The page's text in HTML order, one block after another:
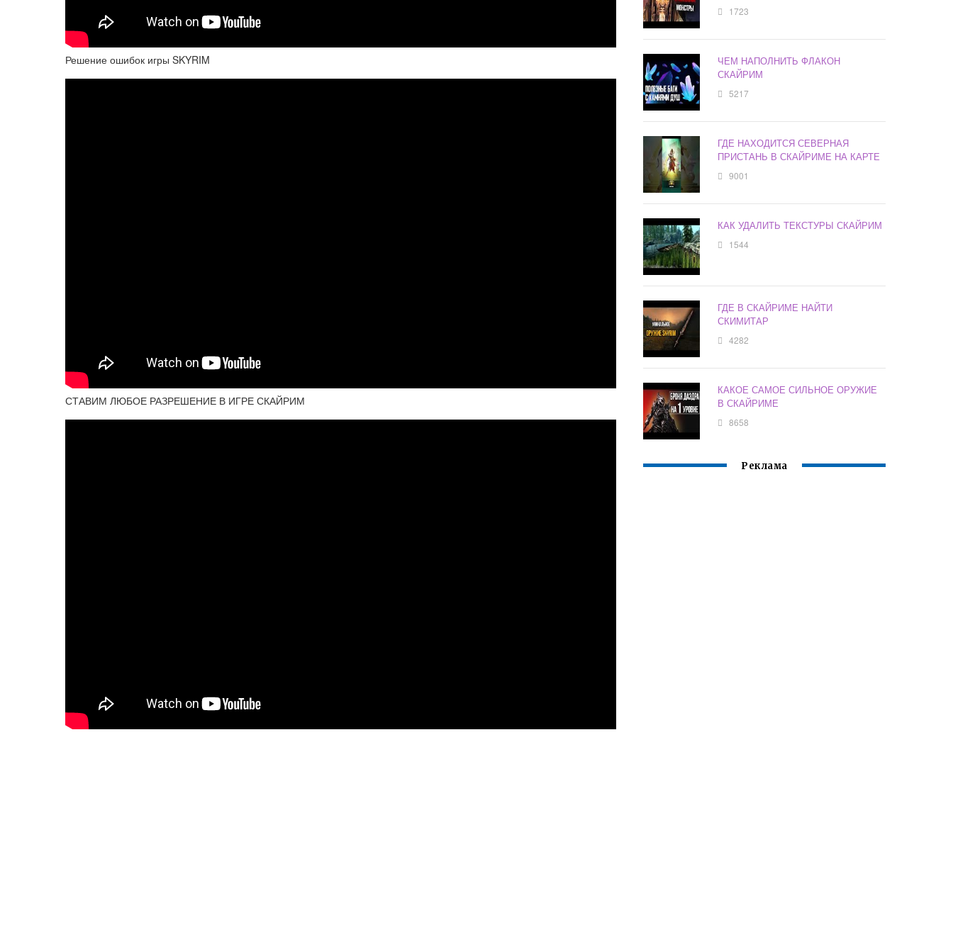
Решение ошибок игры SKYRIM
СТАВИМ ЛЮБОЕ РАЗРЕШЕНИЕ В ИГРЕ СКАЙРИМ
1723
ЧЕМ НАПОЛНИТЬ ФЛАКОН
СКАЙРИМ
5217
ГДЕ НАХОДИТСЯ СЕВЕРНАЯ
ПРИСТАНЬ В СКАЙРИМЕ НА КАРТЕ
9001
КАК УДАЛИТЬ ТЕКСТУРЫ СКАЙРИМ
1544
ГДЕ В СКАЙРИМЕ НАЙТИ
СКИМИТАР
4282
КАКОЕ САМОЕ СИЛЬНОЕ ОРУЖИЕ
В СКАЙРИМЕ
8658
Реклама